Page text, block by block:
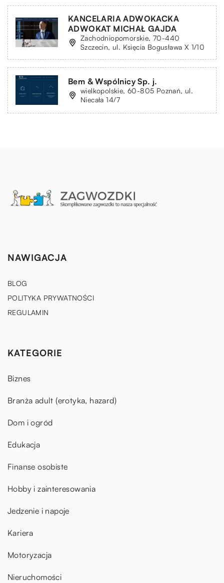
KANCELARIA ADWOKACKA
ADWOKAT MICHAŁ GAJDA
Zachodniopomorskie, 70-440
Szczecin, ul. Księcia Bogusława X 1/10
Bem & Wspólnicy Sp. j.
wielkopolskie, 60-805 Poznań, ul.
Niecała 14/7
NAWIGACJA
BLOG
POLITYKA PRYWATNOŚCI
REGULAMIN
KATEGORIE
Biznes
Branża adult (erotyka, hazard)
Dom i ogród
Edukacja
Finanse osobiste
Hobby i zainteresowania
Jedzenie i napoje
Kariera
Motoryzacja
Nieruchomości